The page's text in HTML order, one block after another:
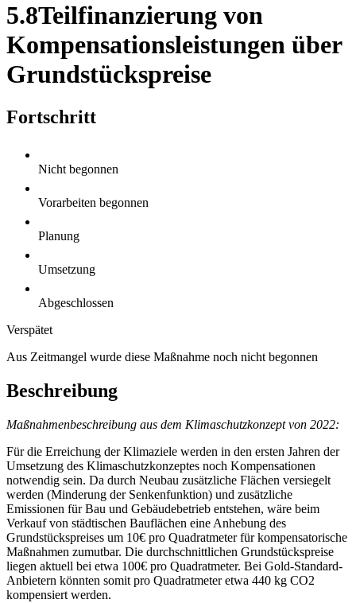
5.8Teilfinanzierung von
Kompensationsleistungen über
Grundstückspreise
Fortschritt
Nicht begonnen
Vorarbeiten begonnen
Planung
Umsetzung
Abgeschlossen
Verspätet
Aus Zeitmangel wurde diese Maßnahme noch nicht begonnen
Beschreibung
Maßnahmenbeschreibung aus dem Klimaschutzkonzept von 2022:
Für die Erreichung der Klimaziele werden in den ersten Jahren der
Umsetzung des Klimaschutzkonzeptes noch Kompensationen
notwendig sein. Da durch Neubau zusätzliche Flächen versiegelt
werden (Minderung der Senkenfunktion) und zusätzliche
Emissionen für Bau und Gebäudebetrieb entstehen, wäre beim
Verkauf von städtischen Bauflächen eine Anhebung des
Grundstückspreises um 10€ pro Quadratmeter für kompensatorische
Maßnahmen zumutbar. Die durchschnittlichen Grundstückspreise
liegen aktuell bei etwa 100€ pro Quadratmeter. Bei Gold-Standard-
Anbietern könnten somit pro Quadratmeter etwa 440 kg CO2
kompensiert werden.